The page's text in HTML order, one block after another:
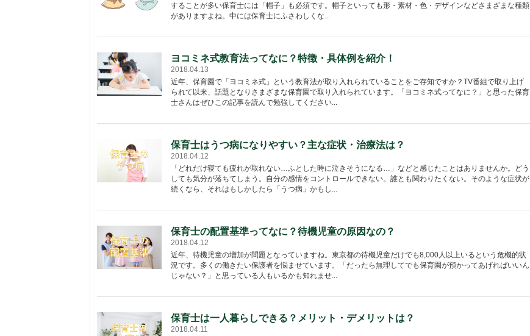
することが多い保育士には「帽子」も必須です。帽子といっても形・素材・色・デザインなどさまざまな種類
がありますよね。中には保育士にふさわしくな...
ヨコミネ式教育法ってなに？特徴・具体例を紹介！
2018.04.13
近年、保育園で「ヨコミネ式」という教育法が取り入れられていることをご存知ですか？TV番組で取り上げ
られて以来、話題となりさまざまな保育園で取り入れられています。「ヨコミネ式ってなに？」と思った保育
士さんはぜひこの記事を読んで勉強してください...
保育士はうつ病になりやすい？主な症状・治療法は？
2018.04.12
「どれだけ寝ても疲れが取れない…ふとした時に泣きそうになる…」などと感じたことはありませんか。どう
しても気分が落ちてしまう。自分の感情をコントロールできない。誰とも関わりたくない。そのような症状が
続くなら、それはもしかしたら「うつ病」かもし...
保育士の配置基準ってなに？待機児童の原因なの？
2018.04.12
近年、待機児童の増加が問題となっていますね。東京都の待機児童だけでも8,000人以上いるという危機的状
況です。多くの働きたい保護者を悩ませています。「だったら無理してでも保育園が預かってあげればいいん
じゃない？」と思っている人もいるかも知れませ...
保育士は一人暮らしできる？メリット・デメリットは？
2018.04.11